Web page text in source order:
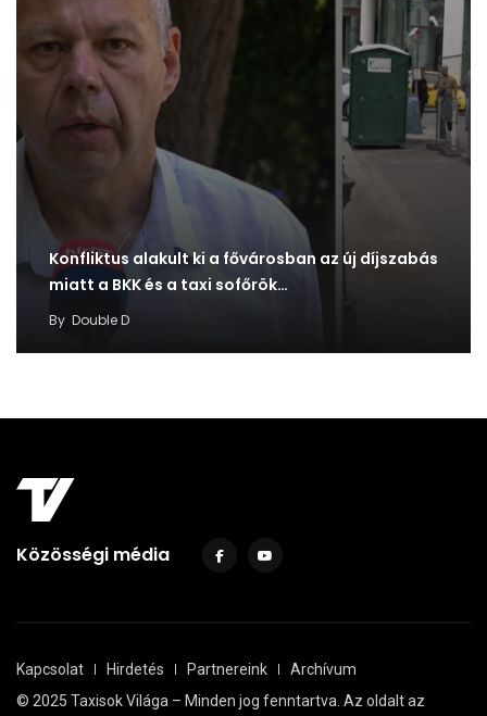
Konfliktus alakult ki a fővárosban az új díjszabás
miatt a BKK és a taxi sofőrök…
By Double D
Közösségi média
Kapcsolat Hirdetés Partnereink
Archívum
© 2025 Taxisok Világa – Minden jog fenntartva. Az oldalt az